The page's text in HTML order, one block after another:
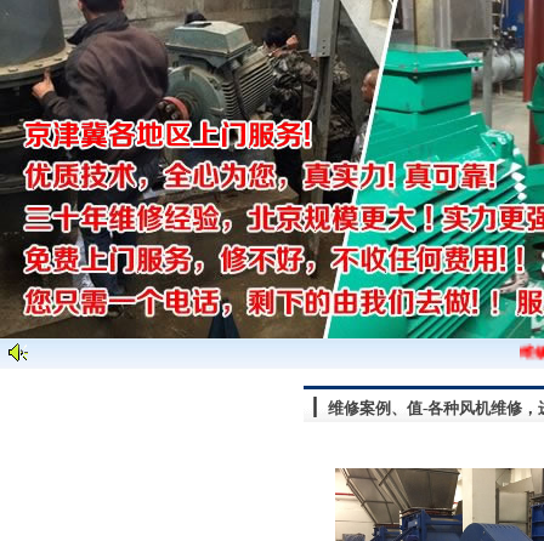
维
维修案例、值-各种风机维修